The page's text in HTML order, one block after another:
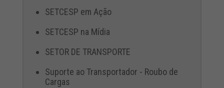
SETCESP em Ação
SETCESP na Mídia
SETOR DE TRANSPORTE
Suporte ao Transportador - Roubo de
Cargas